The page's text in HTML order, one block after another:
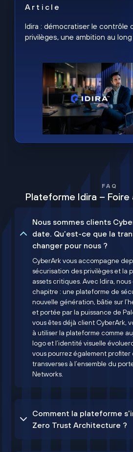
Article
Idira : démocratiser le contrôle
privilèges, une ambition au
FAQ
Plateforme Idira – Foire
Nous sommes clients
date. Qu’est-ce que la
changer pour nous ?
CyberArk vous accompagne
sécurisation des privilèges et la
assets critiques. Avec Idira,
chapitre : une plateforme de
nouvelle génération, bâtie sur
et portée par la puissance de
vous êtes déjà client CyberArk,
à utiliser la plateforme comme
logo et l’identité visuelle
vous pourrez également
transverses à l’ensemble du
Networks.
Comment la plateforme
Zero Trust Architecture ?